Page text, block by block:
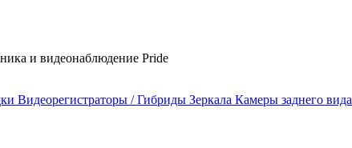
и видеонаблюдение Pride
Видеорегистраторы / Гибриды Зеркала Камеры заднего вида